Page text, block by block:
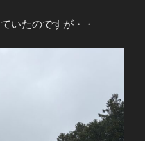
いたのですが・・